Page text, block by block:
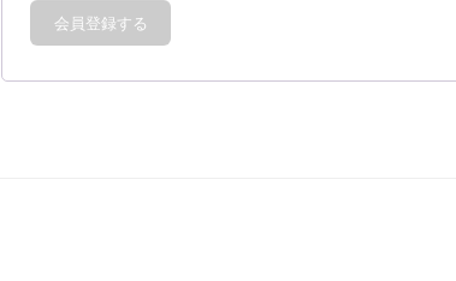
会員登録する